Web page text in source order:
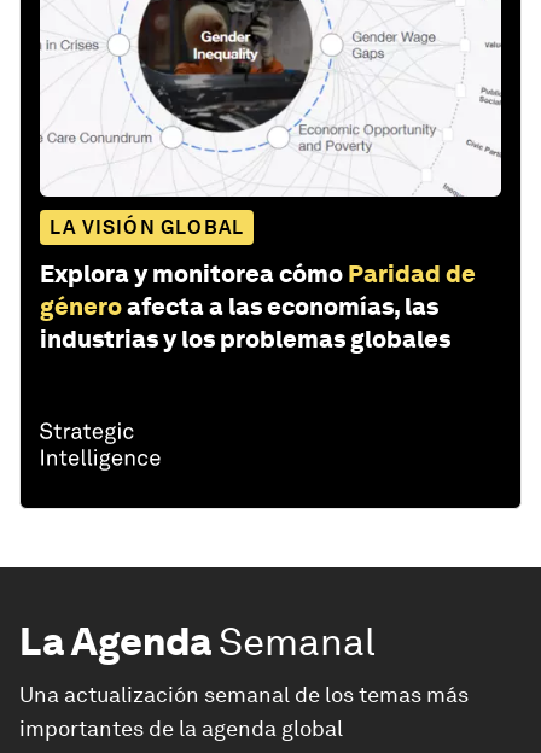
LA VISIÓN GLOBAL
Explora y monitorea cómo Paridad de
géneroafecta a las economías, las
industrias y los problemas globales
La AgendaSemanal
Una actualización semanal de los temas más
importantes de la agenda global